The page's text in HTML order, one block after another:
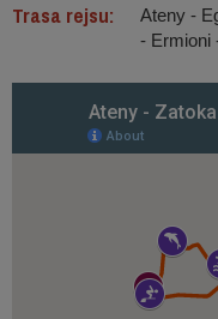
Trasa rejsu:
Ateny -
- Ermioni